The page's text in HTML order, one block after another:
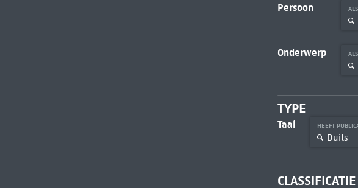
Persoon
Onderwerp
TYPE
Taal HEEFT
Duits
CLASSIFICATIE